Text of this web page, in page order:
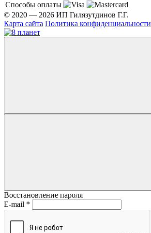
Способы оплаты
© 2020 — 2026 ИП Гилязутдинов Г.Г.
Карта сайта Политика конфиденциальности
Восстановление пароля
E-mail *